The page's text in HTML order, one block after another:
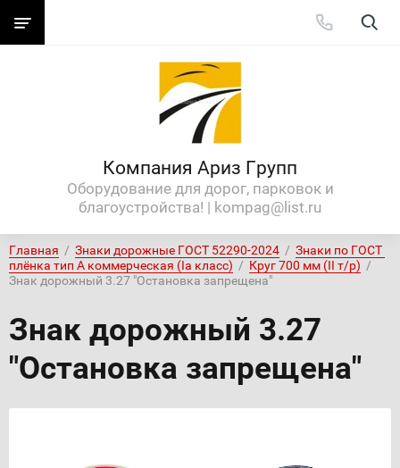
Компания Ариз Групп
Оборудование для дорог, парковок и
благоустройства! | kompag@list.ru
Главная
  /
Знаки дорожные ГОСТ 52290-2024
  /
Знаки по ГОСТ
плёнка тип А коммерческая (Iа класс)
  /
Круг 700 мм (II т/р)
  /
Знак дорожный 3.27 "Остановка запрещена"
Знак дорожный 3.27
"Остановка запрещена"